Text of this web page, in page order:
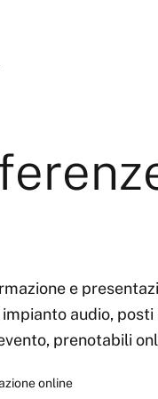
e
audio, posti
prenotabili
online